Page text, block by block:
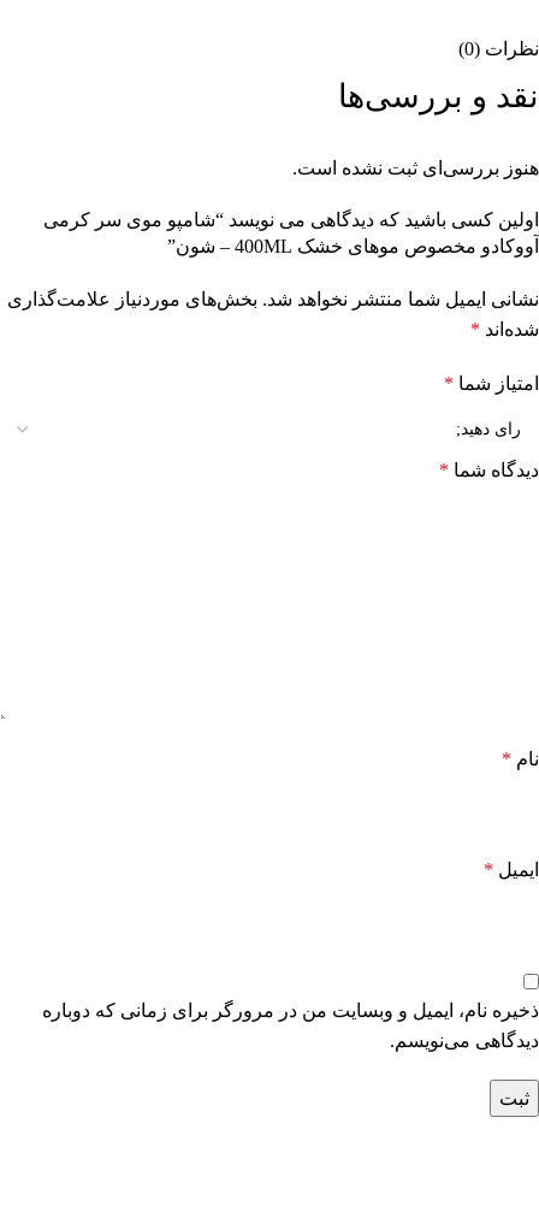
نظرات (0)
نقد و بررسی‌ها
هنوز بررسی‌ای ثبت نشده است.
اولین کسی باشید که دیدگاهی می نویسد “شامپو موی سر کرمی
آووکادو مخصوص موهای خشک 400ML – شون”
نشانی ایمیل شما منتشر نخواهد شد. بخش‌های موردنیاز علامت‌گذاری
شده‌اند *
امتیاز شما *
دیدگاه شما *
نام *
ایمیل *
ذخیره نام، ایمیل و وبسایت من در مرورگر برای زمانی که دوباره
دیدگاهی می‌نویسم.